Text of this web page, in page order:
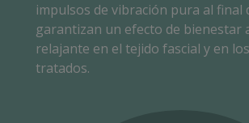
impulsos de vibración pura al
garantizan un efecto de bienestar
relajante en el tejido fascial y en
tratados.